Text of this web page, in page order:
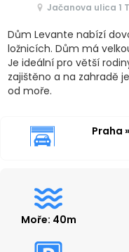
Jačanova ulica 1
Dům Levante nabízí
ložnicích. Dům má
Je ideální pro větší
zajištěno a na zahradě
od moře.
Praha
Moře: 40m